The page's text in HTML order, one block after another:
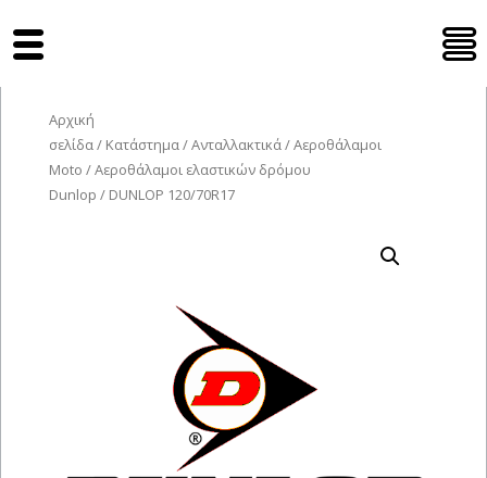
Αρχική
σελίδα/ Κατάστημα/Ανταλλακτικά/Αεροθάλαμοι
Moto /Αεροθάλαμοι ελαστικών δρόμου
Dunlop / DUNLOP 120/70R17